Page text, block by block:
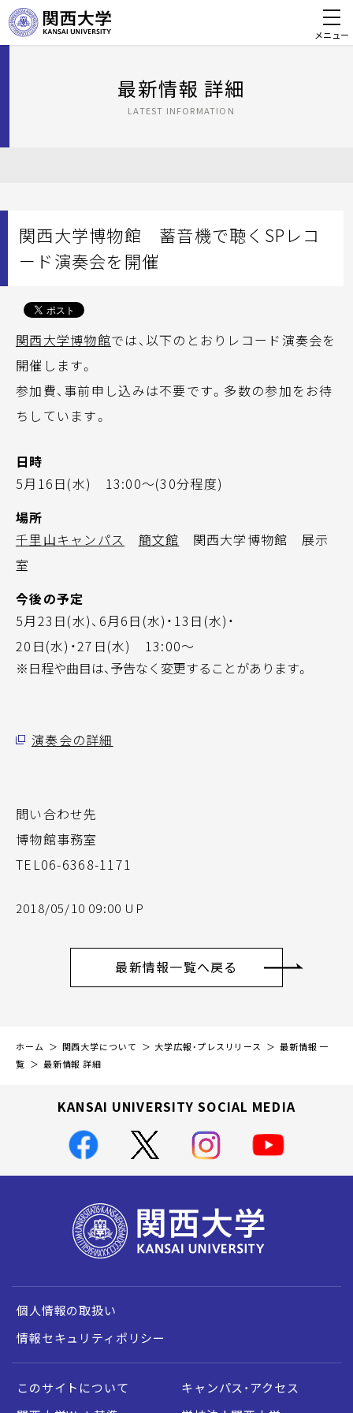
メニュー
最新情報 詳細
LATEST INFORMATION
関西大学博物館 蓄音機で聴くSPレコ
ード演奏会を開催
関西大学博物館では、以下のとおりレコード演奏会を
開催します。
参加費、事前申し込みは不要です。多数の参加をお待
ちしています。
日時
5月16日(水) 13:00～(30分程度)
場所
千里山キャンパス
簡文館 関西大学博物館 展示
室
今後の予定
5月23日(水)、6月6日(水)・13日(水)・
20日(水)・27日(水) 13:00～
※日程や曲目は、予告なく変更することがあります。
演奏会の詳細
問い合わせ先
博物館事務室
TEL06-6368-1171
2018/05/10 09:00 UP
最新情報一覧へ戻る
ホーム 関西大学について 大学広報・プレスリリース
最新情報 一
覧
最新情報 詳細
KANSAI UNIVERSITY SOCIAL MEDIA
個人情報の取扱い
情報セキュリティポリシー
このサイトについて
キャンパス・アクセス